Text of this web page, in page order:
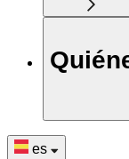
es